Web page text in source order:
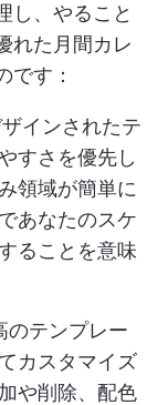
し、やること
れた月間カレ
です：
インされたテ
すさを優先し
領域が簡単に
あなたのスケ
ることを意味
のテンプレー
カスタマイズ
や削除、配色